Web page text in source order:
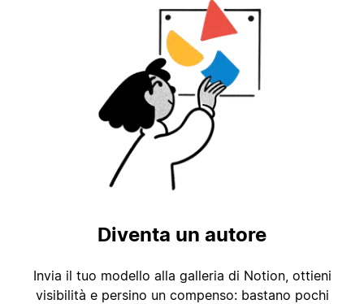
Diventa un autore
Invia il tuo modello alla galleria di Notion, ottieni
visibilità e persino un compenso: bastano pochi